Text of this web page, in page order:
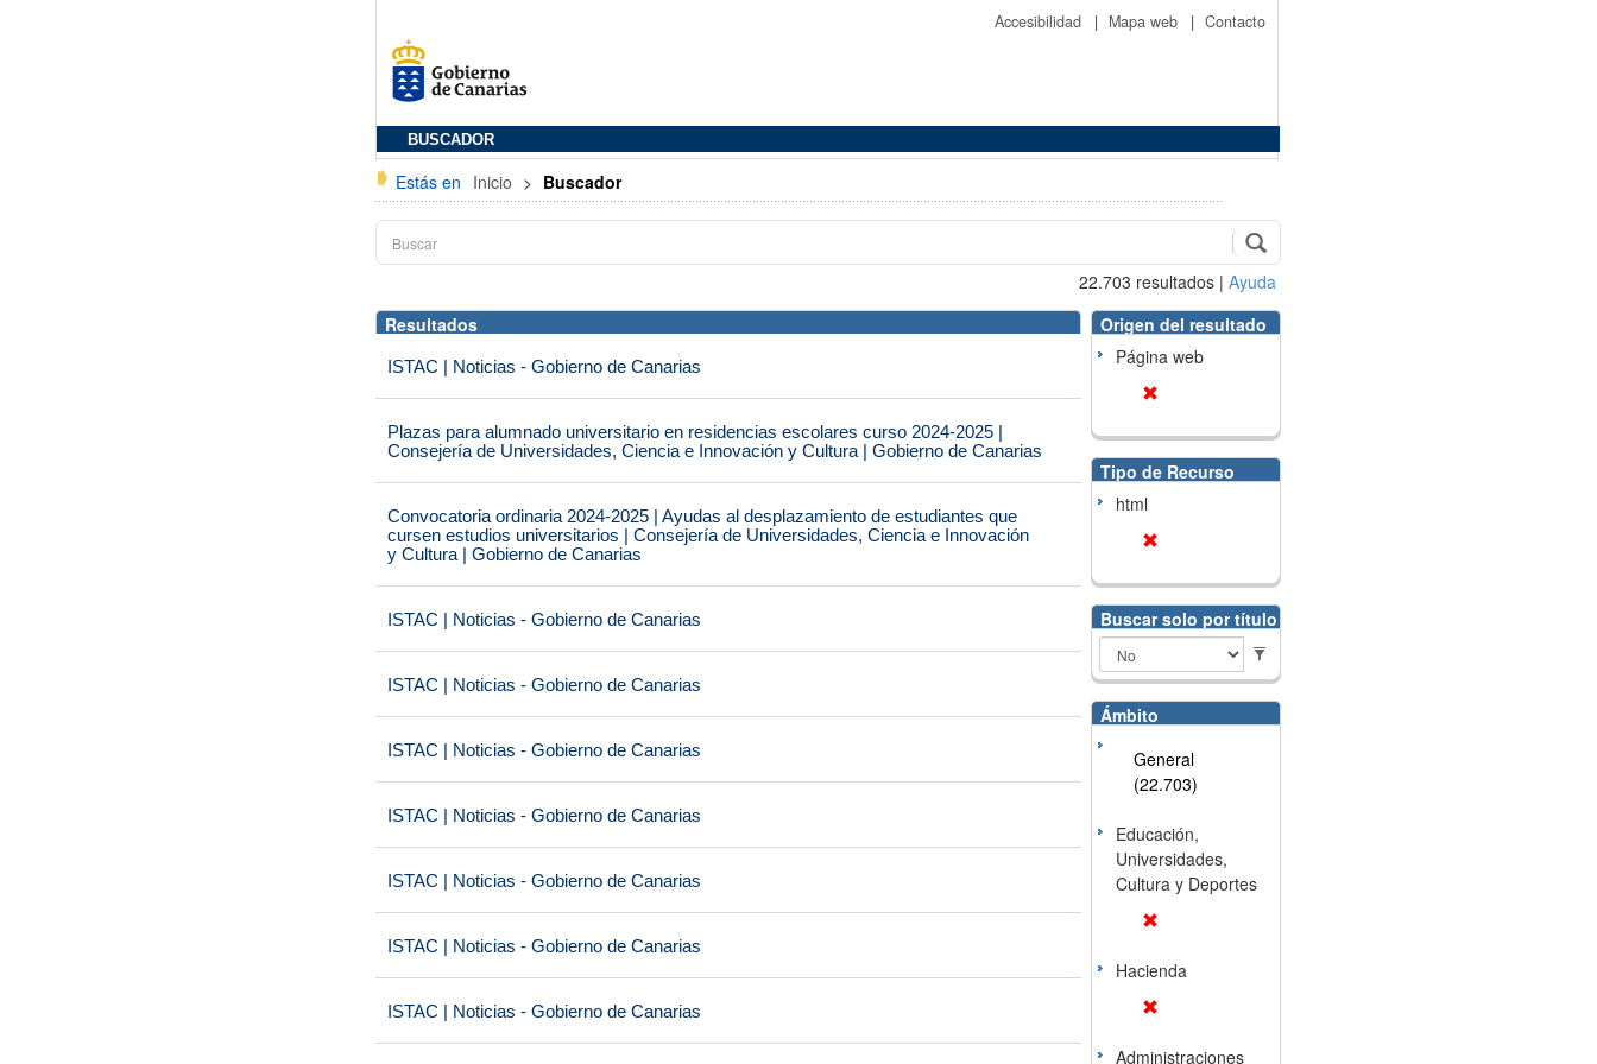
Accesibilidad | Mapa web | Contacto
BUSCADOR
Estás en Inicio > Buscador
22.703 resultados | Ayuda
Resultados
ISTAC | Noticias - Gobierno de Canarias
Plazas para alumnado universitario en residencias escolares curso 2024-2025 |
Consejería de Universidades, Ciencia e Innovación y Cultura | Gobierno de Canarias
Convocatoria ordinaria 2024-2025 | Ayudas al desplazamiento de estudiantes que
cursen estudios universitarios | Consejería de Universidades, Ciencia e Innovación
y Cultura | Gobierno de Canarias
ISTAC | Noticias - Gobierno de Canarias
ISTAC | Noticias - Gobierno de Canarias
ISTAC | Noticias - Gobierno de Canarias
ISTAC | Noticias - Gobierno de Canarias
ISTAC | Noticias - Gobierno de Canarias
ISTAC | Noticias - Gobierno de Canarias
ISTAC | Noticias - Gobierno de Canarias
Origen del resultado
Página web
Tipo de Recurso
html
Buscar solo por título
Ámbito
General
(22.703)
Educación,
Universidades,
Cultura y Deportes
Hacienda
Administraciones